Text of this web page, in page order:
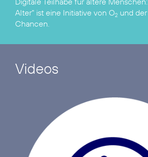
Alter" ist eine Initiative von O2 und der
Chancen.
Videos